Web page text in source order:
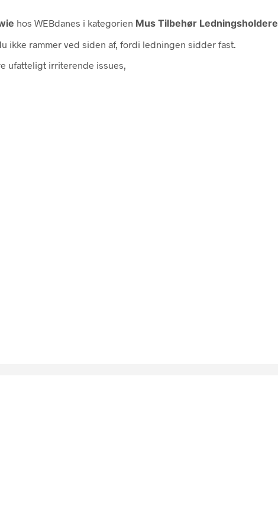
hos WEBdanes i kategorien Mus Tilbehør Ledningsholdere
ikke rammer ved siden af, fordi ledningen sidder fast.
ufatteligt irriterende issues,